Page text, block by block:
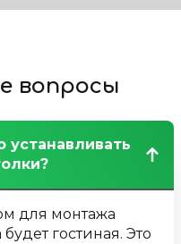
вопросы
устанавливать
для монтажа
гостиная. Это